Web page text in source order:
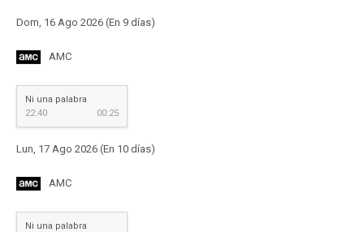
Dom, 16 Ago 2026 (En 9 días)
AMC
Ni una palabra
22:40
00:25
Lun, 17 Ago 2026 (En 10 días)
AMC
Ni una palabra